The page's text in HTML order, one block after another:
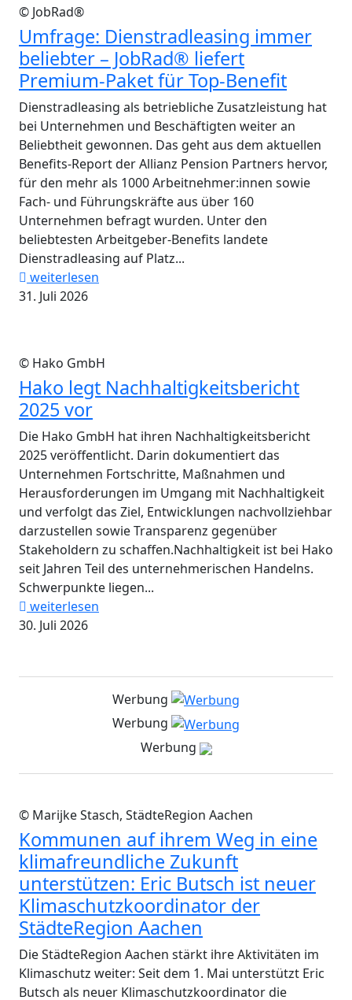
© JobRad®
Umfrage: Dienstradleasing immer
beliebter – JobRad® liefert
Premium-Paket für Top-Benefit
Dienstradleasing als betriebliche Zusatzleistung hat
bei Unternehmen und Beschäftigten weiter an
Beliebtheit gewonnen. Das geht aus dem aktuellen
Benefits-Report der Allianz Pension Partners hervor,
für den mehr als 1000 Arbeitnehmer:innen sowie
Fach- und Führungskräfte aus über 160
Unternehmen befragt wurden. Unter den
beliebtesten Arbeitgeber-Benefits landete
Dienstradleasing auf Platz...
weiterlesen
31. Juli 2026
© Hako GmbH
Hako legt Nachhaltigkeitsbericht
2025 vor
Die Hako GmbH hat ihren Nachhaltigkeitsbericht
2025 veröffentlicht. Darin dokumentiert das
Unternehmen Fortschritte, Maßnahmen und
Herausforderungen im Umgang mit Nachhaltigkeit
und verfolgt das Ziel, Entwicklungen nachvollziehbar
darzustellen sowie Transparenz gegenüber
Stakeholdern zu schaffen.Nachhaltigkeit ist bei Hako
seit Jahren Teil des unternehmerischen Handelns.
Schwerpunkte liegen...
weiterlesen
30. Juli 2026
Werbung
Werbung
Werbung
© Marijke Stasch, StädteRegion Aachen
Kommunen auf ihrem Weg in eine
klimafreundliche Zukunft
unterstützen: Eric Butsch ist neuer
Klimaschutzkoordinator der
StädteRegion Aachen
Die StädteRegion Aachen stärkt ihre Aktivitäten im
Klimaschutz weiter: Seit dem 1. Mai unterstützt Eric
Butsch als neuer Klimaschutzkoordinator die